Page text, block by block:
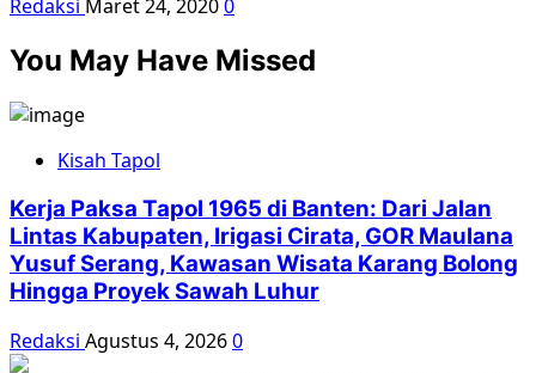
Redaksi Maret 24, 20200
You May Have Missed
Kisah Tapol
Kerja Paksa Tapol 1965 di Banten: Dari Jalan
Lintas Kabupaten, Irigasi Cirata, GOR Maulana
Yusuf Serang, Kawasan Wisata Karang Bolong
Hingga Proyek Sawah Luhur
Redaksi Agustus 4, 20260